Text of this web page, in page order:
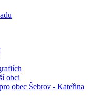
obci
obec Šebrov - Kateřina